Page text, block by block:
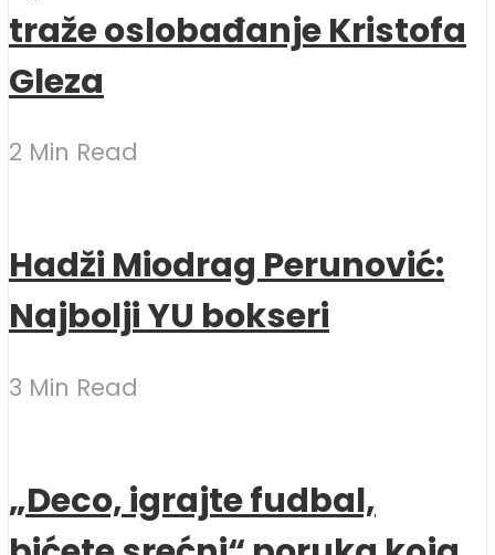
traže oslobađanje Kristofa
Gleza
2 Min Read
Hadži Miodrag Perunović:
Najbolji YU bokseri
3 Min Read
„Deco, igrajte fudbal,